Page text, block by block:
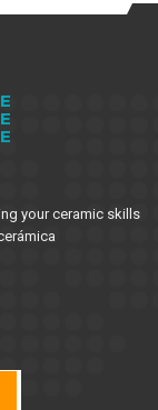
your ceramic skills